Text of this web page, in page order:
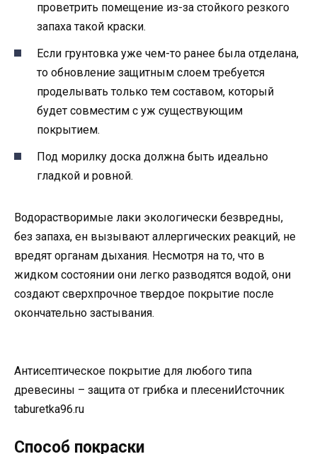
проветрить помещение из-за стойкого резкого
запаха такой краски.
Если грунтовка уже чем-то ранее была отделана,
то обновление защитным слоем требуется
проделывать только тем составом, который
будет совместим с уж существующим
покрытием.
Под морилку доска должна быть идеально
гладкой и ровной.
Водорастворимые лаки экологически безвредны,
без запаха, ен вызывают аллергических реакций, не
вредят органам дыхания. Несмотря на то, что в
жидком состоянии они легко разводятся водой, они
создают сверхпрочное твердое покрытие после
окончательно застывания.
Антисептическое покрытие для любого типа
древесины – защита от грибка и плесениИсточник
taburetka96.ru
Способ покраски